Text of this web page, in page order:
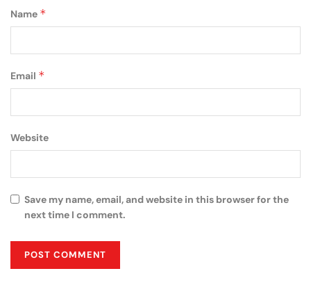
Name *
Email *
Website
Save my name, email, and website in this browser for the
next time I comment.